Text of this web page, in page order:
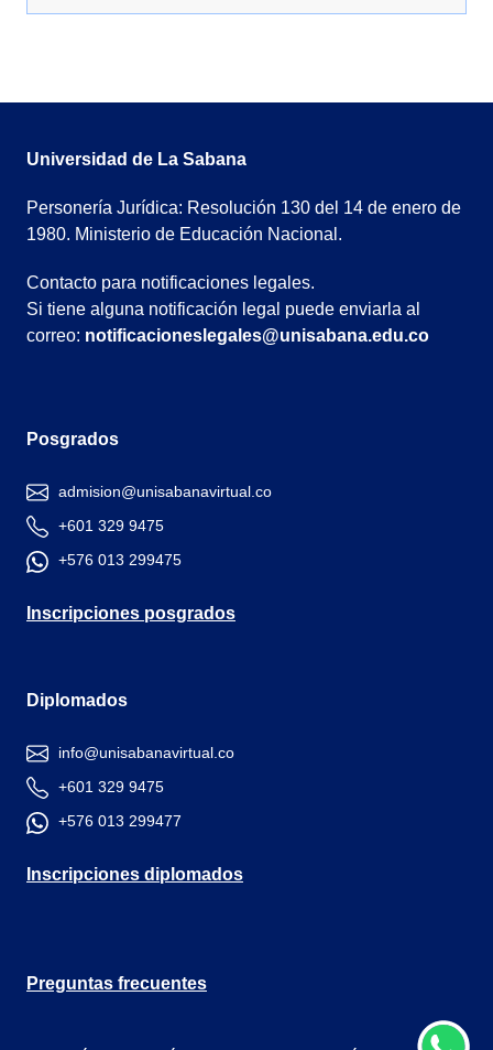
Universidad de La Sabana
Personería Jurídica: Resolución 130 del 14 de enero de
1980. Ministerio de Educación Nacional.
Contacto para notificaciones legales.
Si tiene alguna notificación legal puede enviarla al
correo: notificacioneslegales@unisabana.edu.co
Posgrados
admision@unisabanavirtual.co
+601 329 9475
+576 013 299475
Inscripciones posgrados
Diplomados
info@unisabanavirtual.co
+601 329 9475
+576 013 299477
Inscripciones diplomados
Preguntas frecuentes